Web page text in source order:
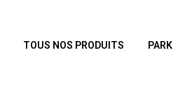
TOUS NOS PRODUITS PARK